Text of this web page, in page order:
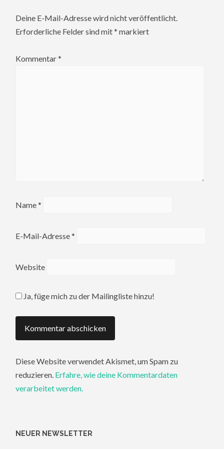
Deine E-Mail-Adresse wird nicht veröffentlicht.
Erforderliche Felder sind mit* markiert
Kommentar*
Name*
E-Mail-Adresse*
Website
Ja, füge mich zu der Mailingliste hinzu!
Diese Website verwendet Akismet, um Spam zu
reduzieren. Erfahre, wie deine Kommentardaten
verarbeitet werden.
NEUER NEWSLETTER